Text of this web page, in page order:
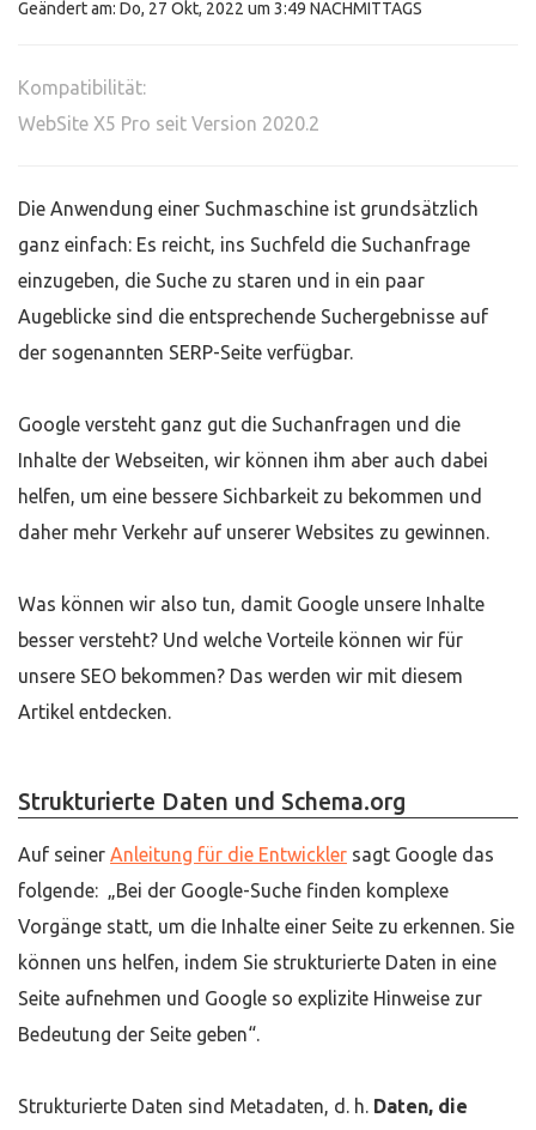
Geändert am: Do, 27 Okt, 2022 um 3:49 NACHMITTAGS
Kompatibilität:
WebSite X5 Pro seit Version 2020.2
Die Anwendung einer Suchmaschine ist grundsätzlich
ganz einfach: Es reicht, ins Suchfeld die Suchanfrage
einzugeben, die Suche zu staren und in ein paar
Augeblicke sind die entsprechende Suchergebnisse auf
der sogenannten SERP-Seite verfügbar.
Google versteht ganz gut die Suchanfragen und die
Inhalte der Webseiten, wir können ihm aber auch dabei
helfen, um eine bessere Sichbarkeit zu bekommen und
daher mehr Verkehr auf unserer Websites zu gewinnen.
Was können wir also tun, damit Google unsere Inhalte
besser versteht? Und welche Vorteile können wir für
unsere SEO bekommen? Das werden wir mit diesem
Artikel entdecken.
Strukturierte Daten und Schema.org
Auf seiner Anleitung für die Entwickler sagt Google das
folgende: „Bei der Google-Suche finden komplexe
Vorgänge statt, um die Inhalte einer Seite zu erkennen. Sie
können uns helfen, indem Sie strukturierte Daten in eine
Seite aufnehmen und Google so explizite Hinweise zur
Bedeutung der Seite geben“.
Strukturierte Daten sind Metadaten, d. h. Daten, die